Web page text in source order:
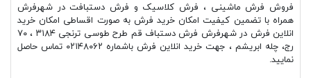
فروش فرش ماشینی ، فرش کلاسیک و فرش دستبافت در شهرفرش
همراه با تضمین کیفیت امکان خرید فرش به صورت اقساطی امکان خرید
انلاین فرش در شهرفرش فرش دستباف قم طرح طوسی ترنجی ۳۱۸۴ ، ۷۰
رج، چله ابریشم ، جهت خرید انلاین فرش باشماره ۰۲۱۴۸۰۶۲ تماس حاصل
نمایید.